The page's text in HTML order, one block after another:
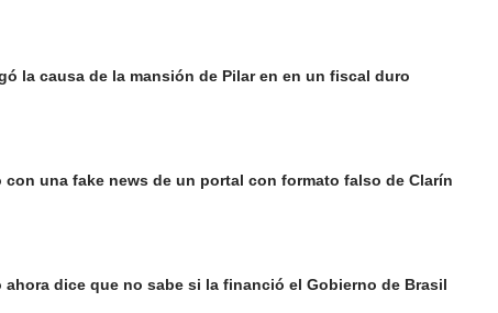
la causa de la mansión de Pilar en en un fiscal duro
una fake news de un portal con formato falso de Clarín
dice que no sabe si la financió el Gobierno de Brasil